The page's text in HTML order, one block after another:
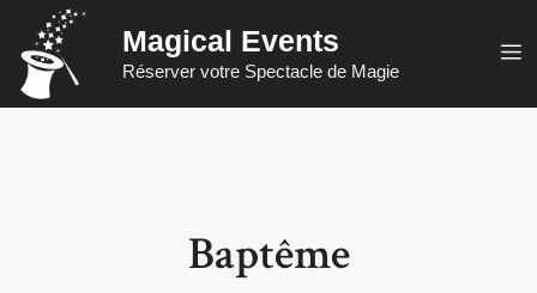
contenu
Magical Events
Réserver votre Spectacle de Magie
Baptême